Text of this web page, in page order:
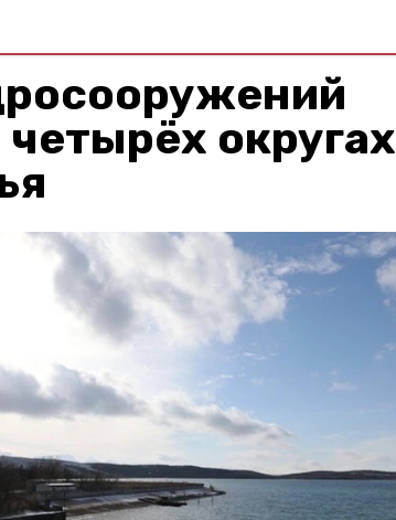
округах